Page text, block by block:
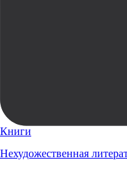
Книги
Нехудожественная